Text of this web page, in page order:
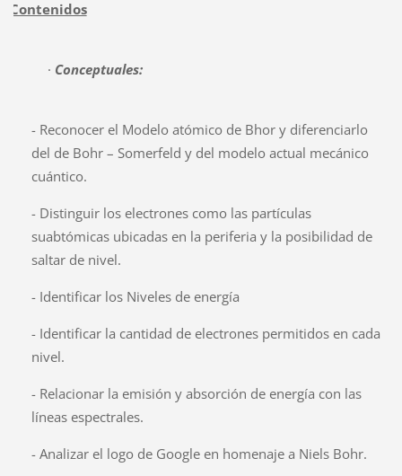
Contenidos
· Conceptuales:
- Reconocer el Modelo atómico de Bhor y diferenciarlo
del de Bohr – Somerfeld y del modelo actual mecánico
cuántico.
- Distinguir los electrones como las partículas
suabtómicas ubicadas en la periferia y la posibilidad de
saltar de nivel.
- Identificar los Niveles de energía
- Identificar la cantidad de electrones permitidos en cada
nivel.
- Relacionar la emisión y absorción de energía con las
líneas espectrales.
- Analizar el logo de Google en homenaje a Niels Bohr.